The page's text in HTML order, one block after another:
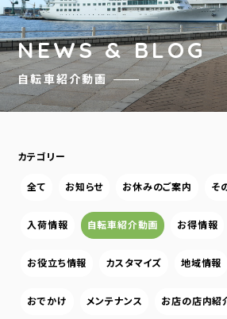
NEWS & BLOG
自転車紹介動画
カテゴリー
全て お知らせ お休みのご案内 そ
入荷情報 自転車紹介動画 お得情報
お役立ち情報 カスタマイズ 地域情報
おでかけ メンテナンス お店の店内紹